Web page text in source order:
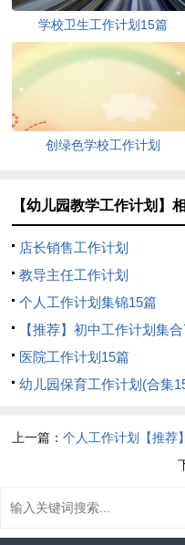
学校卫生工作计划15篇
创绿色学校工作计划
【幼儿园教学工作计划】
店长销售工作计划
教导主任工作计划
个人工作计划集锦15篇
【推荐】初中工作计划集
篇医院工作计划15篇
幼儿园保育工作计划(合集
上一篇：个人工作计划【推荐】